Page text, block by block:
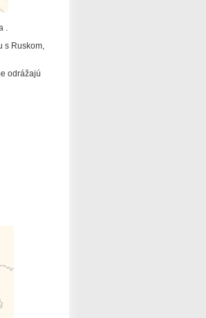
.
s Ruskom,
odrážajú